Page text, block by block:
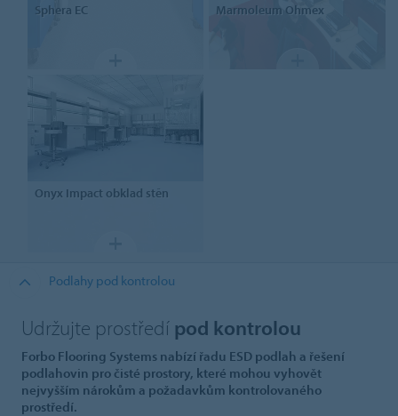
Sphera EC Marmoleum Ohmex
Onyx Impact obklad stěn
Podlahy pod kontrolou
Udržujte prostředí pod kontrolou
Forbo Flooring Systems nabízí řadu ESD podlah a řešení
podlahovin pro čisté prostory, které mohou vyhovět
nejvyšším nárokům a požadavkům kontrolovaného
prostředí.